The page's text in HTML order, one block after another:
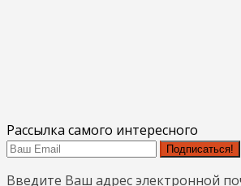
Рассылка самого интересного
Подписаться!
Введите Ваш адрес электронной